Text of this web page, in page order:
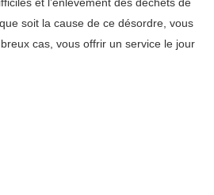
soit la cause de ce désordre, vous
cas, vous offrir un service le jour